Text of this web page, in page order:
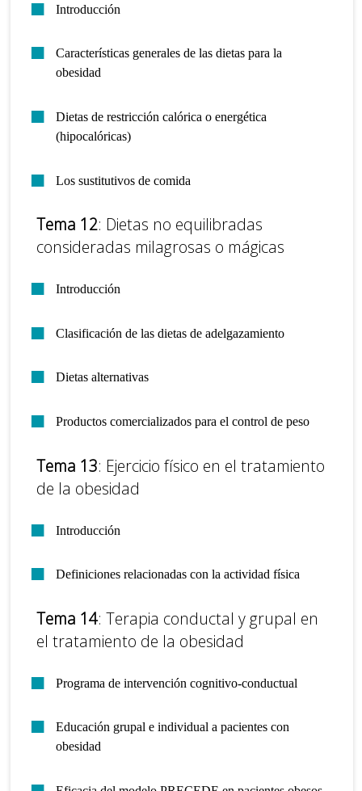
Introducción
Características generales de las dietas para la
obesidad
Dietas de restricción calórica o energética
(hipocalóricas)
Los sustitutivos de comida
Tema 12: Dietas no equilibradas
consideradas milagrosas o mágicas
Introducción
Clasificación de las dietas de adelgazamiento
Dietas alternativas
Productos comercializados para el control de peso
Tema 13: Ejercicio físico en el tratamiento
de la obesidad
Introducción
Definiciones relacionadas con la actividad física
Tema 14: Terapia conductal y grupal en
el tratamiento de la obesidad
Programa de intervención cognitivo-conductual
Educación grupal e individual a pacientes con
obesidad